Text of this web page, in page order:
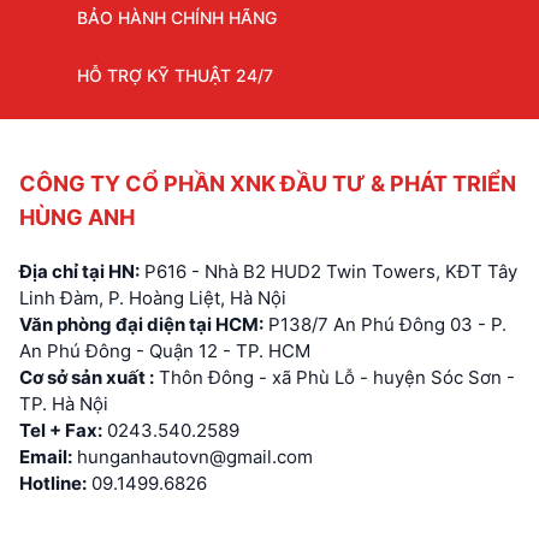
BẢO HÀNH CHÍNH HÃNG
HỖ TRỢ KỸ THUẬT 24/7
CÔNG TY CỔ PHẦN XNK ĐẦU TƯ & PHÁT TRIỂN
HÙNG ANH
Địa chỉ tại HN: P616 - Nhà B2 HUD2 Twin Towers, KĐT Tây
Linh Đàm, P. Hoàng Liệt, Hà Nội
Văn phòng đại diện tại HCM: P138/7 An Phú Đông 03 - P.
An Phú Đông - Quận 12 - TP. HCM
Cơ sở sản xuất : Thôn Đông - xã Phù Lỗ - huyện Sóc Sơn -
TP. Hà Nội
Tel + Fax: 0243.540.2589
Email: hunganhautovn@gmail.com
Hotline: 09.1499.6826